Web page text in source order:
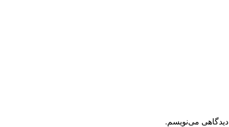
دیدگاهی می‌نویسم.